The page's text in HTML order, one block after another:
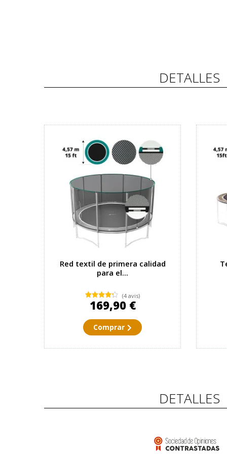
DETALLES
Red textil de primera calidad
para el...
(4 avis)
169,90 €
Comprar
DETALLES